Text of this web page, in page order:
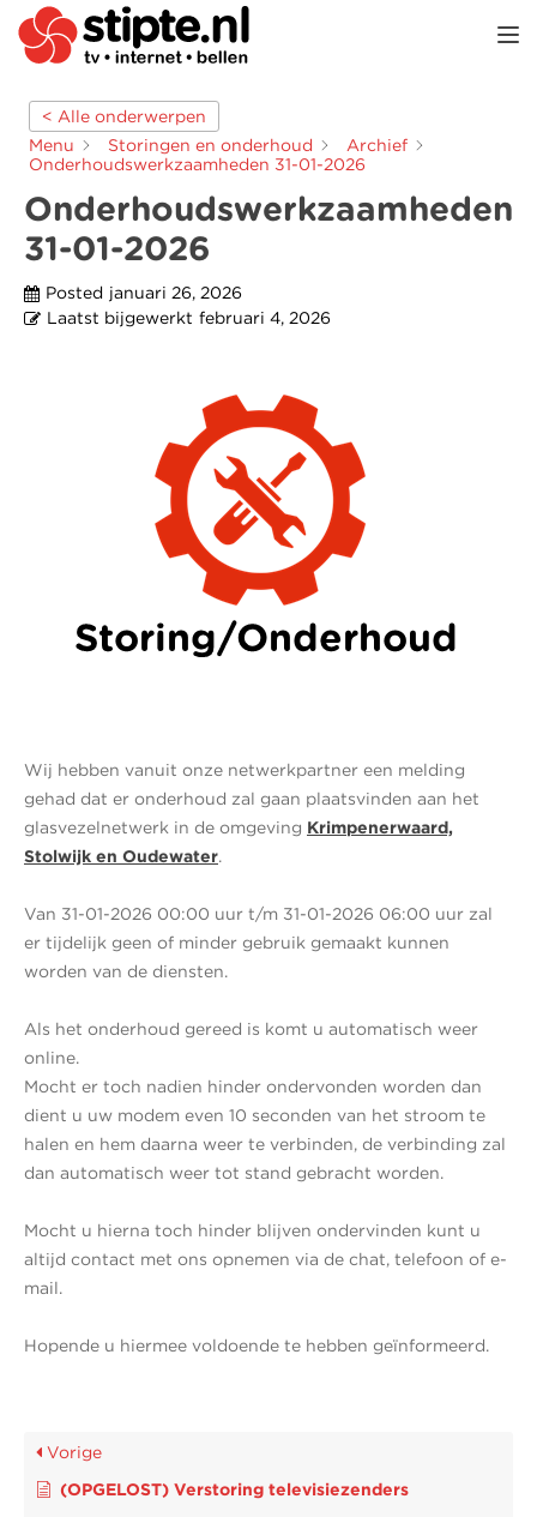
< Alle onderwerpen
Menu
Storingen en onderhoud
Archief
Onderhoudswerkzaamheden 31-01-2026
Onderhoudswerkzaamheden
31-01-2026
Posted januari 26, 2026
Laatst bijgewerkt februari 4, 2026
Wij hebben vanuit onze netwerkpartner een melding
gehad dat er onderhoud zal gaan plaatsvinden aan het
glasvezelnetwerk in de omgeving Krimpenerwaard,
Stolwijk en Oudewater.
Van 31-01-2026 00:00 uur t/m 31-01-2026 06:00 uur zal
er tijdelijk geen of minder gebruik gemaakt kunnen
worden van de diensten.
Als het onderhoud gereed is komt u automatisch weer
online.
Mocht er toch nadien hinder ondervonden worden dan
dient u uw modem even 10 seconden van het stroom te
halen en hem daarna weer te verbinden, de verbinding zal
dan automatisch weer tot stand gebracht worden.
Mocht u hierna toch hinder blijven ondervinden kunt u
altijd contact met ons opnemen via de chat, telefoon of e-
mail.
Hopende u hiermee voldoende te hebben geïnformeerd.
Vorige
(OPGELOST) Verstoring televisiezenders